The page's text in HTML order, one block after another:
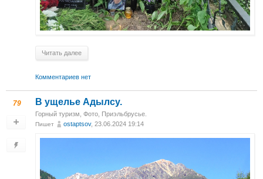
Читать далее
Комментариев нет
79 В ущелье Адылсу.
Горный туризм Фото Приэльбрусье.
Пишет ostaptsov, 23.06.2024 19:14